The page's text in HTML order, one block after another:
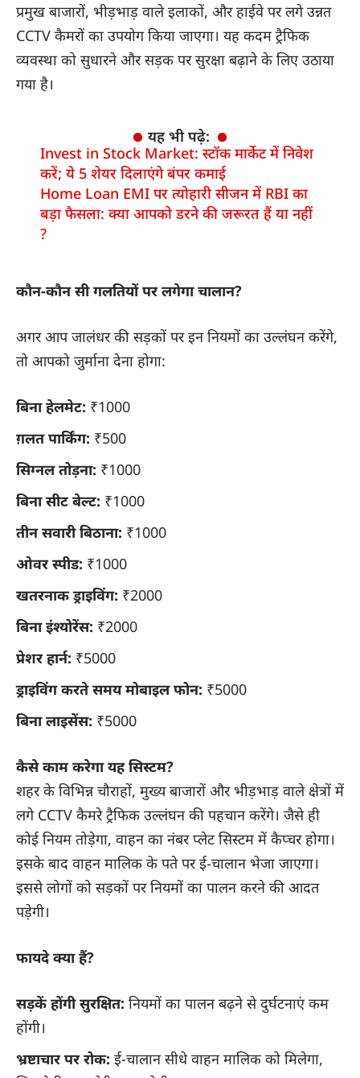
प्रमुख बाजारों, भीड़भाड़ वाले इलाकों, और हाईवे पर लगे उन्नत
CCTV कैमरों का उपयोग किया जाएगा। यह कदम ट्रैफिक
व्यवस्था को सुधारने और सड़क पर सुरक्षा बढ़ाने के लिए उठाया
गया है।
यह भी पढ़े:
Invest in Stock Market: स्टॉक मार्केट में निवेश
करें; ये 5 शेयर दिलाएंगे बंपर कमाई
Home Loan EMI पर त्योहारी सीजन में RBI का
बड़ा फैसला: क्या आपको डरने की जरूरत हैं या नहीं
?
कौन-कौन सी गलतियों पर लगेगा चालान?
अगर आप जालंधर की सड़कों पर इन नियमों का उल्लंघन करेंगे,
तो आपको जुर्माना देना होगा:
बिना हेलमेट: ₹1000
ग़लत पार्किंग: ₹500
सिग्नल तोड़ना: ₹1000
बिना सीट बेल्ट: ₹1000
तीन सवारी बिठाना: ₹1000
ओवर स्पीड: ₹1000
खतरनाक ड्राइविंग: ₹2000
बिना इंश्योरेंस: ₹2000
प्रेशर हार्न: ₹5000
ड्राइविंग करते समय मोबाइल फोन: ₹5000
बिना लाइसेंस: ₹5000
कैसे काम करेगा यह सिस्टम?
शहर के विभिन्न चौराहों, मुख्य बाजारों और भीड़भाड़ वाले क्षेत्रों में
लगे CCTV कैमरे ट्रैफिक उल्लंघन की पहचान करेंगे। जैसे ही
कोई नियम तोड़ेगा, वाहन का नंबर प्लेट सिस्टम में कैप्चर होगा।
इसके बाद वाहन मालिक के पते पर ई-चालान भेजा जाएगा।
इससे लोगों को सड़कों पर नियमों का पालन करने की आदत
पड़ेगी।
फायदे क्या हैं?
सड़कें होंगी सुरक्षित: नियमों का पालन बढ़ने से दुर्घटनाएं कम
होंगी।
भ्रष्टाचार पर रोक: ई-चालान सीधे वाहन मालिक को मिलेगा,